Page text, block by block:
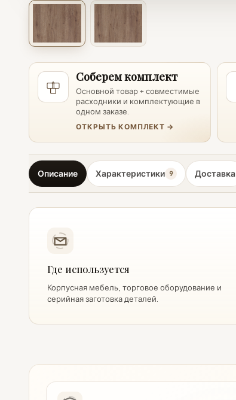
Соберем комплект
Основной товар + совместимые
расходники и комплектующие в
одном заказе.
ОТКРЫТЬ КОМПЛЕКТ →
Описание Характеристики 9 Доставка
Где используется
Корпусная мебель, торговое оборудование и
серийная заготовка деталей.